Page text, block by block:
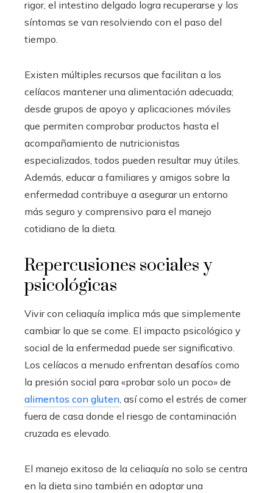
rigor, el intestino delgado logra recuperarse y los
síntomas se van resolviendo con el paso del
tiempo.
Existen múltiples recursos que facilitan a los
celíacos mantener una alimentación adecuada;
desde grupos de apoyo y aplicaciones móviles
que permiten comprobar productos hasta el
acompañamiento de nutricionistas
especializados, todos pueden resultar muy útiles.
Además, educar a familiares y amigos sobre la
enfermedad contribuye a asegurar un entorno
más seguro y comprensivo para el manejo
cotidiano de la dieta.
Repercusiones sociales y
psicológicas
Vivir con celiaquía implica más que simplemente
cambiar lo que se come. El impacto psicológico y
social de la enfermedad puede ser significativo.
Los celíacos a menudo enfrentan desafíos como
la presión social para «probar solo un poco» de
alimentos con gluten, así como el estrés de comer
fuera de casa donde el riesgo de contaminación
cruzada es elevado.
El manejo exitoso de la celiaquía no solo se centra
en la dieta sino también en adoptar una